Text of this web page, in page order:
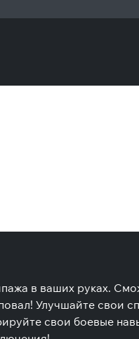
в ваших руках.
Улучшайте свои
свои боевые